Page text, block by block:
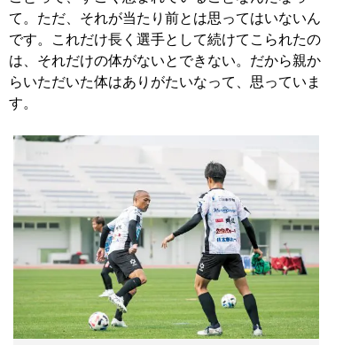
て。ただ、それが当たり前とは思ってはいないん
です。これだけ長く選手として続けてこられたの
は、それだけの体がないとできない。だから親か
らいただいた体はありがたいなって、思っていま
す。